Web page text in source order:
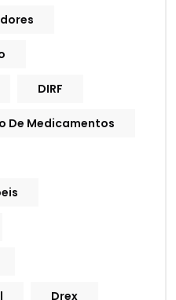
DIRF
De Medicamentos
Drex